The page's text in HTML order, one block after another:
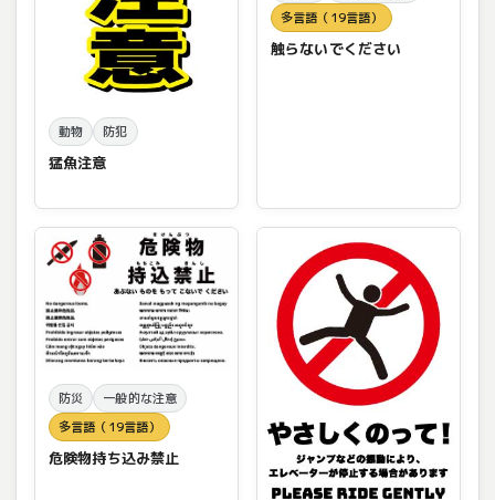
動物 防犯
猛魚注意
多言語（19言語）
触らないでください
防災
一般的な注意
多言語（19言語）
危険物持ち込み禁止